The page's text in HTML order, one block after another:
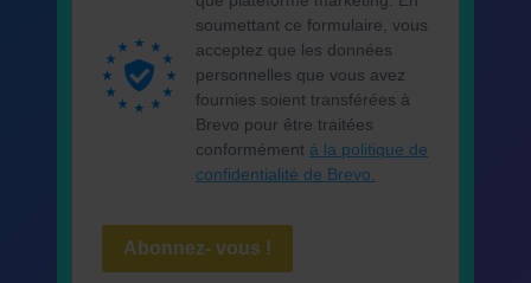
soumettant ce formulaire, vous
acceptez que les données
personnelles que vous avez
fournies soient transférées à
Brevo pour être traitées
conformément à la politique de
confidentialité de Brevo.
Abonnez- vous !